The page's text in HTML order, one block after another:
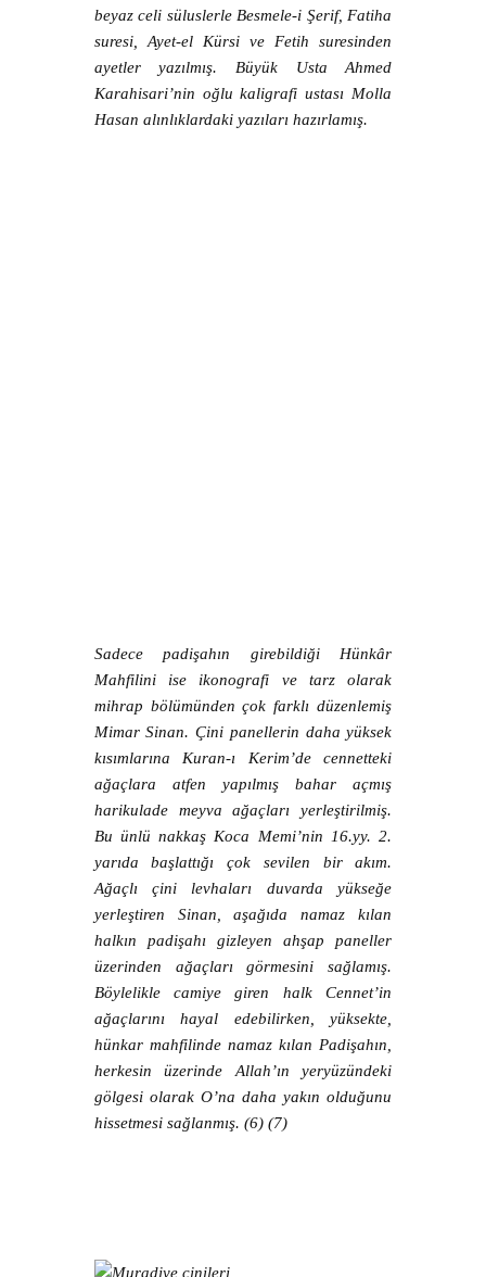
beyaz celi süluslerle Besmele-i Şerif, Fatiha
suresi, Ayet-el Kürsi ve Fetih suresinden
ayetler yazılmış. Büyük Usta Ahmed
Karahisari’nin oğlu kaligrafi ustası Molla
Hasan alınlıklardaki yazıları hazırlamış.
Sadece padişahın girebildiği Hünkâr
Mahfilini ise ikonografi ve tarz olarak
mihrap bölümünden çok farklı düzenlemiş
Mimar Sinan. Çini panellerin daha yüksek
kısımlarına Kuran-ı Kerim’de cennetteki
ağaçlara atfen yapılmış bahar açmış
harikulade meyva ağaçları yerleştirilmiş.
Bu ünlü nakkaş Koca Memi’nin 16.yy. 2.
yarıda başlattığı çok sevilen bir akım.
Ağaçlı çini levhaları duvarda yükseğe
yerleştiren Sinan, aşağıda namaz kılan
halkın padişahı gizleyen ahşap paneller
üzerinden ağaçları görmesini sağlamış.
Böylelikle camiye giren halk Cennet’in
ağaçlarını hayal edebilirken, yüksekte,
hünkar mahfilinde namaz kılan Padişahın,
herkesin üzerinde Allah’ın yeryüzündeki
gölgesi olarak O’na daha yakın olduğunu
hissetmesi sağlanmış. (6) (7)